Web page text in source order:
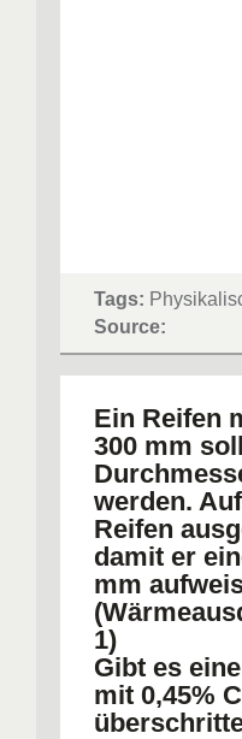
Tags:
Source:
Ein Reifen
300 mm
werden.
Reifen
damit er
mm
1)
Gibt es
mit 0,45%